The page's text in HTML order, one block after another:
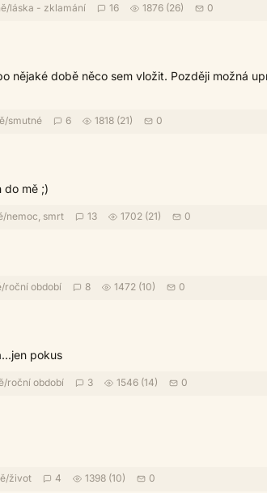
/láska - zklamání 16 1876 (26) 0
nějaké době něco sem vložit. Později možná
/smutné 6 1818 (21) 0
do mě ;)
/nemoc, smrt 13 1702 (21) 0
/roční období 8 1472 (10) 0
pokus
/roční období 3 1546 (14) 0
/život 4 1398 (10) 0